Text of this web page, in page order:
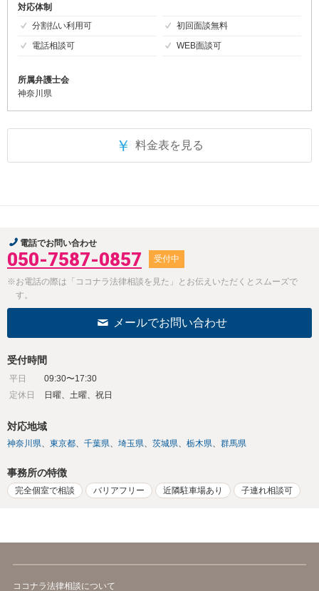
対応体制
分割払い利用可
初回面談無料
電話相談可
WEB面談可
所属弁護士会
神奈川県
￥ 料金表を見る
電話でお問い合わせ
050-7587-0857 受付中
※お電話の際は「ココナラ法律相談を見た」とお伝えいただくとスムーズで
す。
メールでお問い合わせ
受付時間
平日
09:30〜17:30
定休日
日曜、土曜、祝日
対応地域
神奈川県 東京都 千葉県 埼玉県 茨城県 栃木県 群馬県
事務所の特徴
完全個室で相談 バリアフリー 近隣駐車場あり 子連れ相談可
ココナラ法律相談について